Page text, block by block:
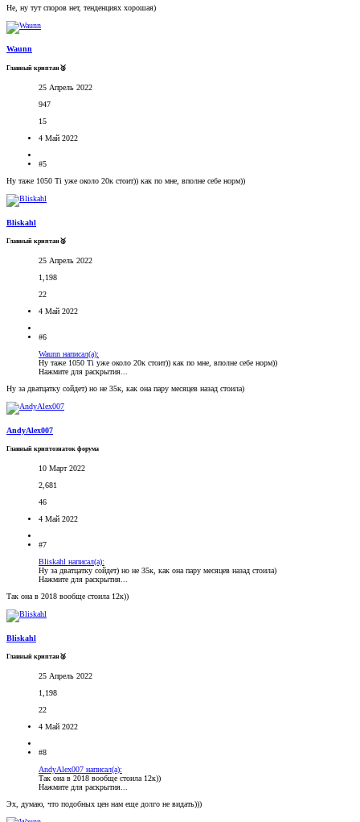
Не, ну тут споров нет, тенденциях хорошая)
Waunn
Главный криптан🥈
25 Апрель 2022
947
15
4 Май 2022
#5
Ну таже 1050 Ti уже около 20к стоит)) как по мне, вполне себе норм))
Bliskahl
Главный криптан🥈
25 Апрель 2022
1,198
22
4 Май 2022
#6
Waunn написал(а):
Ну таже 1050 Ti уже около 20к стоит)) как по мне, вполне себе норм))
Нажмите для раскрытия...
Ну за дватцатку сойдет) но не 35к, как она пару месяцев назад стоила)
AndyAlex007
Главный криптознаток форума
10 Март 2022
2,681
46
4 Май 2022
#7
Bliskahl написал(а):
Ну за дватцатку сойдет) но не 35к, как она пару месяцев назад стоила)
Нажмите для раскрытия...
Так она в 2018 вообще стоила 12к))
Bliskahl
Главный криптан🥈
25 Апрель 2022
1,198
22
4 Май 2022
#8
AndyAlex007 написал(а):
Так она в 2018 вообще стоила 12к))
Нажмите для раскрытия...
Эх, думаю, что подобных цен нам еще долго не видать)))